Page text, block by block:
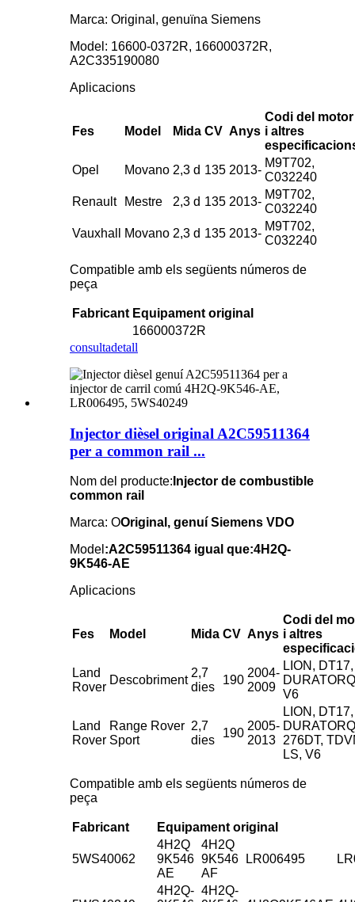
Marca: Original, genuïna Siemens
Model: 16600-0372R, 166000372R,
A2C335190080
Aplicacions
Fes Model Mida CV Anys
Codi del motor
i altres
Opel
Movano 2,3 d 135 2013-
M9T702,
C032240
Renault
Mestre 2,3 d 135 2013-
M9T702,
C032240
Vauxhall
Movano 2,3 d 135 2013-
M9T702,
C032240
Compatible amb els següents números de
peça
Fabricant Equipament original
166000372R
consultadetall
Injector dièsel original A2C59511364
per a common rail ...
Nom del producte: Injector de combustible
common rail
Marca: OOriginal, genuí Siemens VDO
Model :A2C59511364 igual que:4H2Q-
9K546-AE
Aplicacions
Fes Model Mida CV Anys
Codi del
i altres
Land
Rover
Descobriment
2,7
dies
190
2004-
2009
LION, DT17,
V6
Land
Rover
Range Rover
Sport
2,7
dies
190
2005-
2013
LION, DT17,
276DT,
LS, V6
Compatible amb els següents números de
peça
Fabricant Equipament original
5WS40062
4H2Q
9K546
AE
4H2Q
9K546
AF
LR006495
4H2Q- 4H2Q-